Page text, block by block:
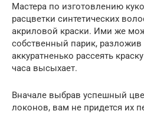
Мастера по изготовлению
расцветки синтетических
акриловой краски. Ими же
собственный парик, разложив
аккуратненько рассеять
часа высыхает.
Вначале выбрав успешный
локонов, вам не придется их